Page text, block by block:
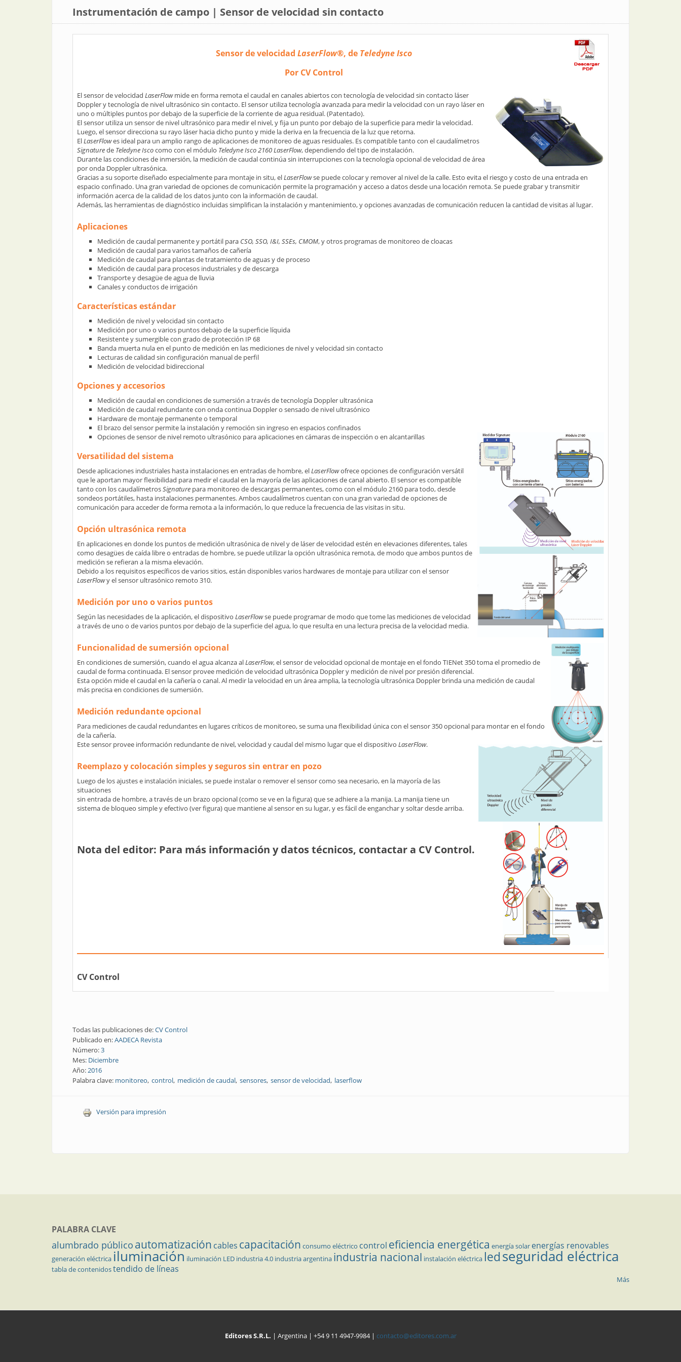
Instrumentación de campo | Sensor de velocidad sin contacto
Sensor de velocidad LaserFlow®, de Teledyne Isco
Por CV Control
El sensor de velocidad LaserFlowmide en forma remota el caudal en canales abiertos con tecnología de velocidad sin contacto láser
Doppler y tecnología de nivel ultrasónico sin contacto. El sensor utiliza tecnología avanzada para medir la velocidad con un rayo láser en
uno o múltiples puntos por debajo de la superficie de la corriente de agua residual. (Patentado).
El sensor utiliza un sensor de nivel ultrasónico para medir el nivel, y fija un punto por debajo de la superficie para medir la velocidad.
Luego, el sensor direcciona su rayo láser hacia dicho punto y mide la deriva en la frecuencia de la luz que retorna.
ElLaserFlowes ideal para un amplio rango de aplicaciones de monitoreo de aguas residuales. Es compatible tanto con el caudalímetros
Signaturede Teledyne Iscocomo con el módulo Teledyne Isco 2160 LaserFlow, dependiendo del tipo de instalación.
Durante las condiciones de inmersión, la medición de caudal continúa sin interrupciones con la tecnología opcional de velocidad de área
por onda Doppler ultrasónica.
Gracias a su soporte diseñado especialmente para montaje in situ, elLaserFlowse puede colocar y remover al nivel de la calle. Esto evita el riesgo y costo de una entrada en
espacio confinado. Una gran variedad de opciones de comunicación permite la programación y acceso a datos desde una locación remota. Se puede grabar y transmitir
información acerca de la calidad de los datos junto con la información de caudal.
Además, las herramientas de diagnóstico incluidas simplifican la instalación y mantenimiento, y opciones avanzadas de comunicación reducen la cantidad de visitas al lugar.
Aplicaciones
Medición de caudal permanente y portátil para CSO, SSO, I&I, SSEs, CMOM, y otros programas de monitoreo de cloacas
Medición de caudal para varios tamaños de cañería
Medición de caudal para plantas de tratamiento de aguas y de proceso
Medición de caudal para procesos industriales y de descarga
Transporte y desagüe de agua de lluvia
Canales y conductos de irrigación
Características estándar
Medición de nivel y velocidad sin contacto
Medición por uno o varios puntos debajo de la superficie líquida
Resistente y sumergible con grado de protección IP 68
Banda muerta nula en el punto de medición en las mediciones de nivel y velocidad sin contacto
Lecturas de calidad sin configuración manual de perfil
Medición de velocidad bidireccional
Opciones y accesorios
Medición de caudal en condiciones de sumersión a través de tecnología Doppler ultrasónica
Medición de caudal redundante con onda continua Doppler o sensado de nivel ultrasónico
Hardware de montaje permanente o temporal
El brazo del sensor permite la instalación y remoción sin ingreso en espacios confinados
Opciones de sensor de nivel remoto ultrasónico para aplicaciones en cámaras de inspección o en alcantarillas
Versatilidad del sistema
Desde aplicaciones industriales hasta instalaciones en entradas de hombre, elLaserFlowofrece opciones de configuración versátil
que le aportan mayor flexibilidad para medir el caudal en la mayoría de las aplicaciones de canal abierto. El sensor es compatible
tanto con los caudalímetrosSignature para monitoreo de descargas permanentes, como con el módulo 2160 para todo, desde
sondeos portátiles, hasta instalaciones permanentes. Ambos caudalímetros cuentan con una gran variedad de opciones de
comunicación para acceder de forma remota a la información, lo que reduce la frecuencia de las visitas in situ.
Opción ultrasónica remota
En aplicaciones en donde los puntos de medición ultrasónica de nivel y de láser de velocidad estén en elevaciones diferentes, tales
como desagües de caída libre o entradas de hombre, se puede utilizar la opción ultrasónica remota, de modo que ambos puntos de
medición se refieran a la misma elevación.
Debido a los requisitos específicos de varios sitios, están disponibles varios hardwares de montaje para utilizar con el sensor
LaserFlowy el sensor ultrasónico remoto 310.
Medición por uno o varios puntos
Según las necesidades de la aplicación, el dispositivo LaserFlowse puede programar de modo que tome las mediciones de velocidad
a través de uno o de varios puntos por debajo de la superficie del agua, lo que resulta en una lectura precisa de la velocidad media.
Funcionalidad de sumersión opcional
En condiciones de sumersión, cuando el agua alcanza alLaserFlow, el sensor de velocidad opcional de montaje en el fondo TIENet 350 toma el promedio de
caudal de forma continuada. El sensor provee medición de velocidad ultrasónica Doppler y medición de nivel por presión diferencial.
Esta opción mide el caudal en la cañería o canal. Al medir la velocidad en un área amplia, la tecnología ultrasónica Doppler brinda una medición de caudal
más precisa en condiciones de sumersión.
Medición redundante opcional
Para mediciones de caudal redundantes en lugares críticos de monitoreo, se suma una flexibilidad única con el sensor 350 opcional para montar en el fondo
de la cañería.
Este sensor provee información redundante de nivel, velocidad y caudal del mismo lugar que el dispositivo LaserFlow.
Reemplazo y colocación simples y seguros sin entrar en pozo
Luego de los ajustes e instalación iniciales, se puede instalar o remover el sensor como sea necesario, en la mayoría de las
situaciones
sin entrada de hombre, a través de un brazo opcional (como se ve en la figura) que se adhiere a la manija. La manija tiene un
sistema de bloqueo simple y efectivo (ver figura) que mantiene al sensor en su lugar, y es fácil de enganchar y soltar desde arriba.
Nota del editor: Para más información y datos técnicos, contactar a CV Control.
CV Control
Todas las publicaciones de:CV Control
Publicado en:AADECA Revista
Número:3
Mes: Diciembre
Año:2016
Palabra clave: monitoreo control medición de caudal sensores sensor de velocidad laserflow
Versión para impresión
PALABRA CLAVE
alumbrado público automatización cables capacitación consumo eléctrico control eficiencia energética energía solar energías renovables
generación eléctrica iluminación iluminación LED industria 4.0 industria argentina industria nacional instalación eléctrica ledseguridad eléctrica
tabla de contenidostendido de líneas
Más
Editores S.R.L. | Argentina | +54 9 11 4947-9984 | contacto@editores.com.ar